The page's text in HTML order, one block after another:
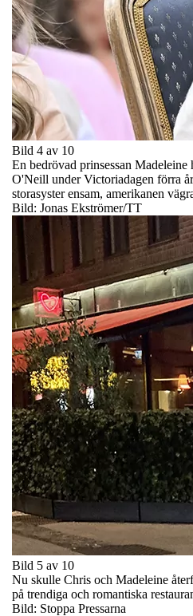
Bild 4 av 10
En bedrövad prinsessan Madeleine
O'Neill under Victoriadagen förra
storasyster ensam, amerikanen
Bild: Jonas Ekströmer/TT
Bild 5 av 10
Nu skulle Chris och Madeleine
på trendiga och romantiska
Bild: Stoppa Pressarna